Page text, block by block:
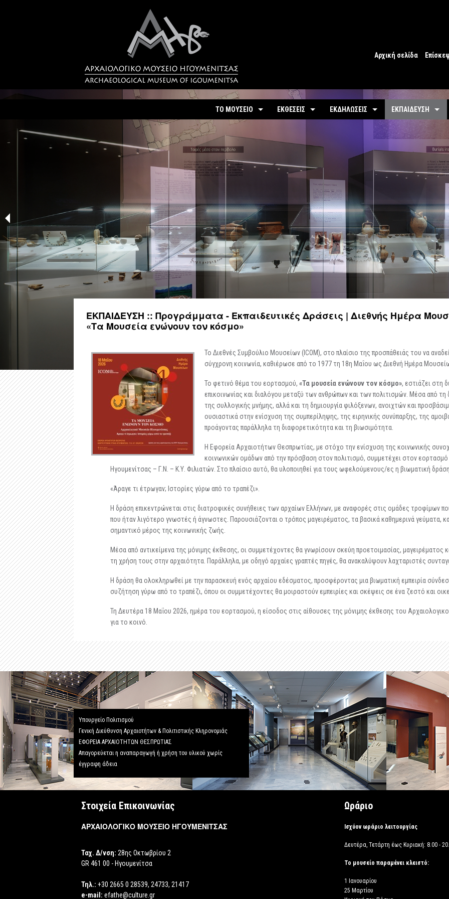
Αρχική σελίδα
Σχόλια
ΤΟ ΜΟΥΣΕΙΟ
Ταυτότητα / Ιστορία
Σύντομη περιήγηση
Δραστηριότητες
ΕΚΘΕΣΕΙΣ
Αίθουσες / Ενότητες
- Βίντεο - Εικονική περιήγηση
Εκθέματα / Χρονολόγιο
Έκθεμα του Μήνα
Περιοδικές / Φιλοξενούμενες
Περιοδεύουσες
Συμμετοχές
ΕΚΔΗΛΩΣΕΙΣ
Αρχείο Εκδηλώσεων
ΕΚΠΑΙΔΕΥΣΗ
Προγράμματα
-Μόνιμα
-Εκπαιδευτικές
Αρχείο
Ψηφιακές Δράσεις
Επισκέψεις
Ο Χώρος σας
-Δημιουργίες
ΕΚΠΑΙΔΕΥΣΗ :: Προγράμματα - Εκπαιδευτικές Δράσεις | Διεθνής Ημέρα
«Τα Μουσεία ενώνουν τον κόσμο»
Το Διεθνές Συμβούλιο Μουσείων (ICOM), στο πλαίσιο της προσπάθειάς του να
σύγχρονη κοινωνία, καθιέρωσε από το 1977 τη 18η Μαΐου ως Διεθνή Ημέρα
Το φετινό θέμα του εορτασμού, «Τα μουσεία ενώνουν τον κόσμο», εστιάζει στη
επικοινωνίας και διαλόγου μεταξύ των ανθρώπων και των πολιτισμών. Μέσα από τη
της συλλογικής μνήμης, αλλά και τη δημιουργία φιλόξενων, ανοιχτών και
ουσιαστικά στην ενίσχυση της συμπερίληψης, της ειρηνικής συνύπαρξης, της
προάγοντας παράλληλα τη διαφορετικότητα και τη βιωσιμότητα.
Η Εφορεία Αρχαιοτήτων Θεσπρωτίας, με στόχο την ενίσχυση της κοινωνικής
κοινωνικών ομάδων από την πρόσβαση στον πολιτισμό, συμμετέχει στον
Ηγουμενίτσας – Γ.Ν. – Κ.Υ. Φιλιατών. Στο πλαίσιο αυτό, θα υλοποιηθεί για τους ωφελούμενους/ες η βιωματική
«Άραγε τι έτρωγαν; Ιστορίες γύρω από το τραπέζι».
Η δράση επικεντρώνεται στις διατροφικές συνήθειες των αρχαίων Ελλήνων, με αναφορές στις ομάδες τροφίμων
που ήταν λιγότερο γνωστές ή άγνωστες. Παρουσιάζονται ο τρόπος μαγειρέματος, τα βασικά καθημερινά γεύματα,
σημαντικό μέρος της κοινωνικής ζωής.
Μέσα από αντικείμενα της μόνιμης έκθεσης, οι συμμετέχοντες θα γνωρίσουν σκεύη προετοιμασίας,
τη χρήση τους στην αρχαιότητα. Παράλληλα, με οδηγό αρχαίες γραπτές πηγές, θα ανακαλύψουν λαχταριστές
Η δράση θα ολοκληρωθεί με την παρασκευή ενός αρχαίου εδέσματος, προσφέροντας μια βιωματική εμπειρία
συζήτηση γύρω από το τραπέζι, όπου οι συμμετέχοντες θα μοιραστούν εμπειρίες και σκέψεις σε ένα ζεστό και
Τη Δευτέρα 18 Μαΐου 2026, ημέρα του εορτασμού, η είσοδος στις αίθουσες της μόνιμης έκθεσης του
για το κοινό.
Υπουργείο Πολιτισμού
Γενική Διεύθυνση Αρχαιοτήτων & Πολιτιστικής Κληρονομιάς
ΕΦΟΡΕΙΑ ΑΡΧΑΙΟΤΗΤΩΝ ΘΕΣΠΡΩΤΙΑΣ
Απαγορεύεται η αναπαραγωγή ή χρήση του υλικού χωρίς
έγγραφη άδεια
Στοιχεία Επικοινωνίας
ΑΡΧΑΙΟΛΟΓΙΚΟ ΜΟΥΣΕΙΟ ΗΓΟΥΜΕΝΙΤΣΑΣ
Ταχ. Δ/νση: 28ης Οκτωβρίου 2
GR 461 00 - Ηγουμενίτσα
Τηλ.: +30 2665 0 28539, 24733, 21417
e-mail: efathe@culture.gr
Ωράριο
Ισχύον ωράριο λειτουργίας
Δευτέρα, Τετάρτη έως Κυριακή: 8.00 -
Το μουσείο παραμένει κλειστό:
1 Ιανουαρίου
25 Μαρτίου